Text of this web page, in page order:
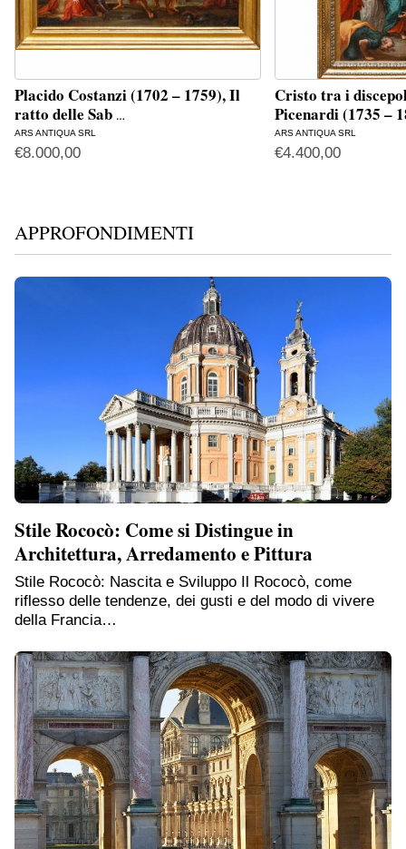
Placido Costanzi (1702 – 1759), Il
ratto delle Sab …
ARS ANTIQUA SRL
€8.000,00
Cristo tra i
Picenardi (1735 –
ARS ANTIQUA SRL
€4.400,00
APPROFONDIMENTI
Stile Rococò: Come si Distingue in
Architettura, Arredamento e Pittura
Stile Rococò: Nascita e Sviluppo Il Rococò, come
riflesso delle tendenze, dei gusti e del modo di vivere
della Francia…